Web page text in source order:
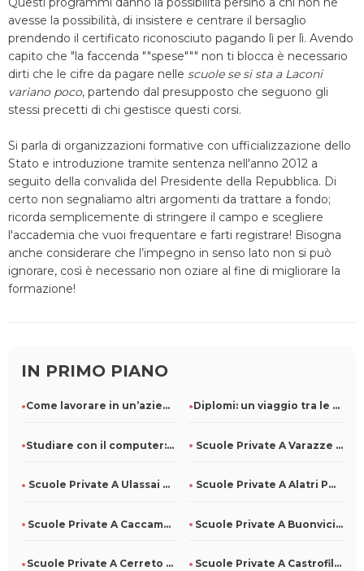
avesse la possibilità, di insistere e centrare il bersaglio
prendendo il certificato riconosciuto pagando lì per lì. Avendo
capito che "la faccenda ""spese""" non ti blocca è necessario
dirti che le cifre da pagare nelle scuole se si sta a Laconi
variano poco, partendo dal presupposto che seguono gli
stessi precetti di chi gestisce questi corsi.
Si parla di organizzazioni formative con ufficializzazione dello
Stato e introduzione tramite sentenza nell'anno 2012 a
seguito della convalida del Presidente della Repubblica. Di
certo non segnaliamo altri argomenti da trattare a fondo;
ricorda semplicemente di stringere il campo e scegliere
l'accademia che vuoi frequentare e farti registrare! Bisogna
anche considerare che l’impegno in senso lato non si può
ignorare, così è necessario non oziare al fine di migliorare la
formazione!
IN PRIMO PIANO
Come lavorare in un’azienda di pulizie: ruoli e competenze r Diplomi: un viaggio tra le diverse specializzazioni
Studiare con il computer: come usarlo al meglio Scuole Private A Varazze Per Tutti
Scuole Private A Ulassai Per Tutti Scuole Private A Alatri Per Tutti
Scuole Private A Caccamo Per Tutti Scuole Private A Buonvicino Per Tutti
Scuole Private A Cerreto Di Spoleto Per Tutti Scuole Private A Castrofilippo Per Tutti